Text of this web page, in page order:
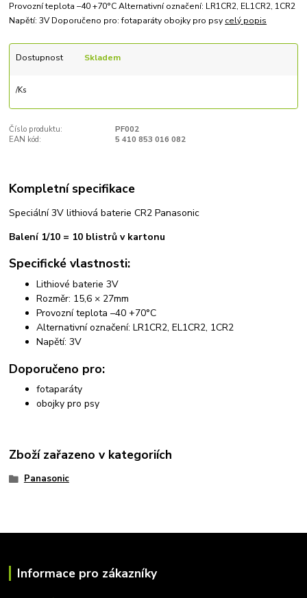
Provozní teplota –40 +70°C Alternativní označení: LR1CR2, EL1CR2, 1CR2
Napětí: 3V Doporučeno pro: fotaparáty obojky pro psy celý popis
Dostupnost Skladem
/Ks
Číslo produktu:
PF002
EAN kód:
5 410 853 016 082
Kompletní specifikace
Speciální 3V lithiová baterie CR2 Panasonic
Balení 1/10 = 10 blistrů v kartonu
Specifické vlastnosti:
Lithiové baterie 3V
Rozměr: 15,6 × 27mm
Provozní teplota –40 +70°C
Alternativní označení: LR1CR2, EL1CR2, 1CR2
Napětí: 3V
Doporučeno pro:
fotaparáty
obojky pro psy
Zboží zařazeno v kategoriích
Panasonic
Informace pro zákazníky